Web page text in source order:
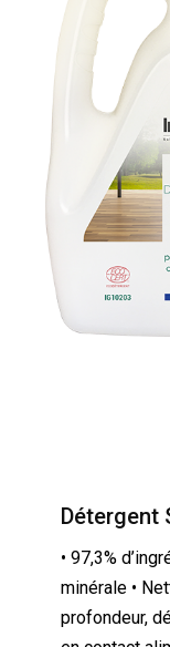
Détergent
• 97,3%
minérale •
profondeur,